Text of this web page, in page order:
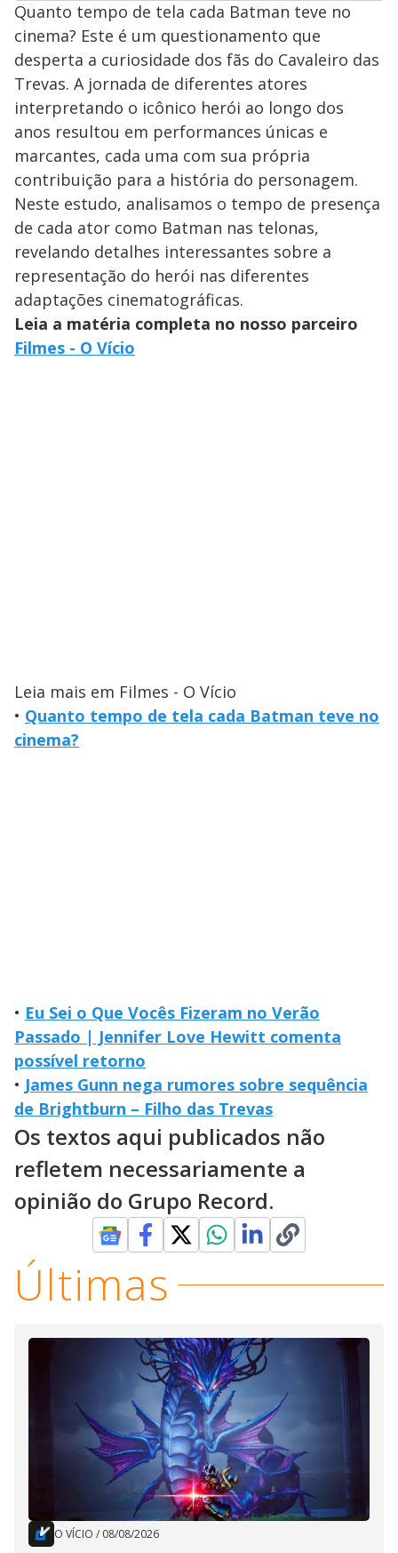
Quanto tempo de tela cada Batman teve no
cinema? Este é um questionamento que
desperta a curiosidade dos fãs do Cavaleiro das
Trevas. A jornada de diferentes atores
interpretando o icônico herói ao longo dos
anos resultou em performances únicas e
marcantes, cada uma com sua própria
contribuição para a história do personagem.
Neste estudo, analisamos o tempo de presença
de cada ator como Batman nas telonas,
revelando detalhes interessantes sobre a
representação do herói nas diferentes
adaptações cinematográficas.
Leia a matéria completa no nosso parceiro
Filmes - O Vício
Leia mais em Filmes - O Vício
• Quanto tempo de tela cada Batman teve no
cinema?
• Eu Sei o Que Vocês Fizeram no Verão
Passado | Jennifer Love Hewitt comenta
possível retorno
• James Gunn nega rumores sobre sequência
de Brightburn – Filho das Trevas
Os textos aqui publicados não
refletem necessariamente a
opinião do Grupo Record.
Últimas
O VÍCIO / 08/08/2026